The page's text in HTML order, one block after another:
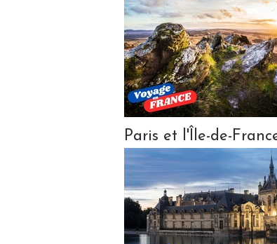
Paris et l'Île-de-